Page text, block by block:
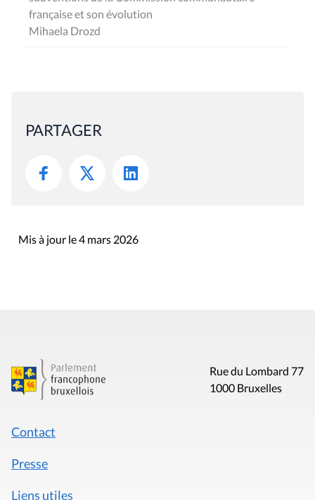
française et son évolution
Mihaela Drozd
PARTAGER
Mis à jour le 4 mars 2026
Rue du Lombard 77
1000 Bruxelles
Contact
Presse
Liens utiles